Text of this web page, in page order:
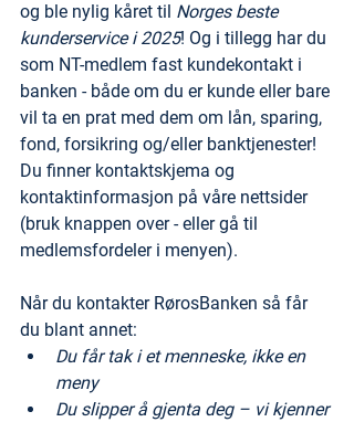
og ble nylig kåret til Norges beste
kunderservice i 2025! Og i tillegg har du
som NT-medlem fast kundekontakt i
banken - både om du er kunde eller bare
vil ta en prat med dem om lån, sparing,
fond, forsikring og/eller banktjenester!
Du finner kontaktskjema og
kontaktinformasjon på våre nettsider
(bruk knappen over - eller gå til
medlemsfordeler i menyen).
Når du kontakter RørosBanken så får
du blant annet:
Du får tak i et menneske, ikke en
meny
Du slipper å gjenta deg – vi kjenner